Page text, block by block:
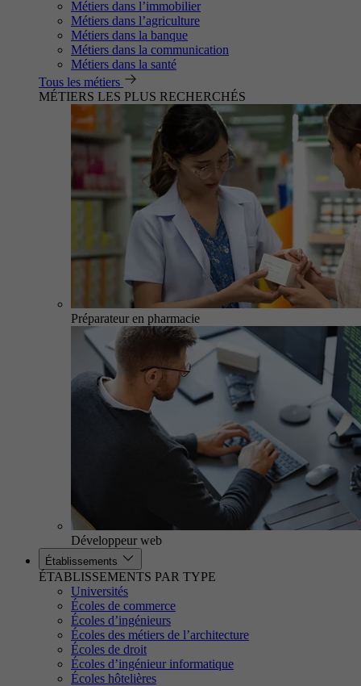
Métiers dans l’immobilier
Métiers dans l’agriculture
Métiers dans la banque
Métiers dans la communication
Métiers dans la santé
Tous les métiers
MÉTIERS LES PLUS RECHERCHÉS
Préparateur en pharmacie
Développeur web
Établissements
ÉTABLISSEMENTS PAR TYPE
Universités
Écoles de commerce
Écoles d’ingénieurs
Écoles des métiers de l’architecture
Écoles de droit
Écoles d’ingénieur informatique
Écoles hôtelières